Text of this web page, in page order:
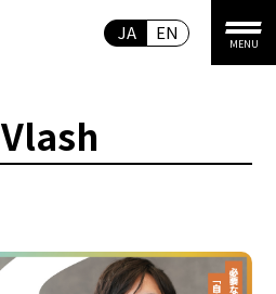
EN
JA
MENU
Vlash